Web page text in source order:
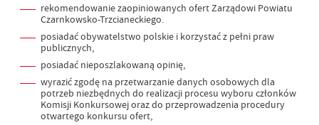
rekomendowanie zaopiniowanych ofert Zarządowi Powiatu
Czarnkowsko-Trzcianeckiego.
posiadać obywatelstwo polskie i korzystać z pełni praw
publicznych,
posiadać nieposzlakowaną opinię,
wyrazić zgodę na przetwarzanie danych osobowych dla
potrzeb niezbędnych do realizacji procesu wyboru członków
Komisji Konkursowej oraz do przeprowadzenia procedury
otwartego konkursu ofert,